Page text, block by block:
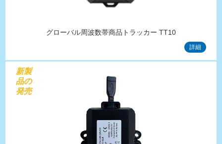
グローバル周波数帯商品トラッカー TT10
詳細
新製
品の
発売